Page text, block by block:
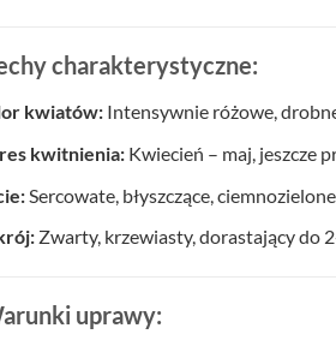
charakterystyczne:
kwiatów:Intensywnie różowe,
kwitnienia:Kwiecień – maj, jeszcze
Sercowate, błyszczące,
Zwarty, krzewiasty, dorastający do
uprawy: